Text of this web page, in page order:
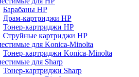
Барабаны HP
Драм-картриджи HP
Тонер-картриджи HP
Струйные картриджи HP
для Konica-Minolta
Тонер-картриджи Konica-Minolta
для Sharp
Тонер-картриджи Sharp